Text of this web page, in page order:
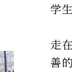
学
走
善